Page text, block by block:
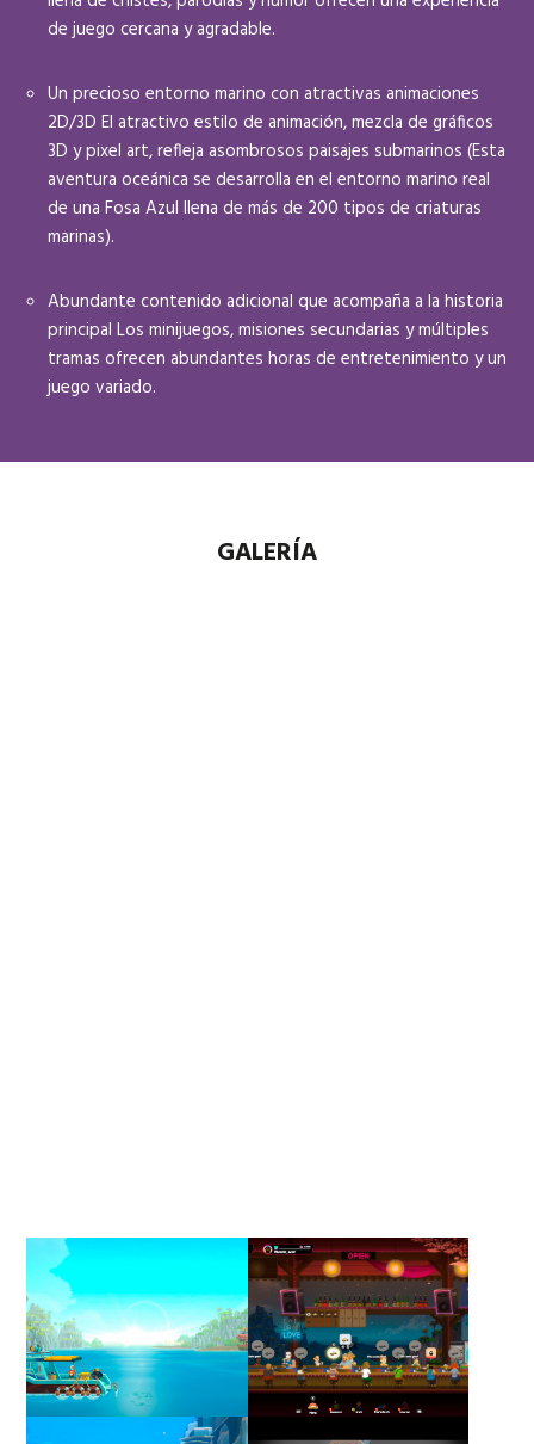
de juego cercana y agradable.
Un precioso entorno marino con atractivas animaciones
2D/3D El atractivo estilo de animación, mezcla de gráficos
3D y pixel art, refleja asombrosos paisajes submarinos (Esta
aventura oceánica se desarrolla en el entorno marino real
de una Fosa Azul llena de más de 200 tipos de criaturas
marinas).
Abundante contenido adicional que acompaña a la historia
principal Los minijuegos, misiones secundarias y múltiples
tramas ofrecen abundantes horas de entretenimiento y un
juego variado.
GALERÍA